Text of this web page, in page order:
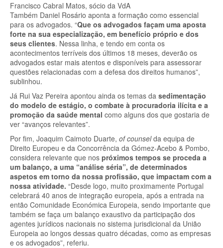
Francisco Cabral Matos, sócio da VdA
Também Daniel Rosário aponta a formação como essencial
para os advogados. “Que os advogados façam uma aposta
forte na sua especialização, em benefício próprio e dos
seus clientes. Nessa linha, e tendo em conta os
acontecimentos terríveis dos últimos 18 meses, deverão os
advogados estar mais atentos e disponíveis para assessorar
questões relacionadas com a defesa dos direitos humanos”,
sublinhou.
Já Rui Vaz Pereira apontou ainda os temas da sedimentação
do modelo de estágio, o combate à procuradoria ilícita e a
promoção da saúde mental como alguns dos que gostaria de
ver “avanços relevantes”.
Por fim, Joaquim Caimoto Duarte, of counselda equipa de
Direito Europeu e da Concorrência da Gómez-Acebo & Pombo,
considera relevante que nos próximos tempos se proceda a
um balanço, a uma “análise séria”, de determinados
aspetos em torno da nossa profissão, que impactam com a
nossa atividade. “Desde logo, muito proximamente Portugal
celebrará 40 anos de integração europeia, após a entrada na
então Comunidade Económica Europeia, sendo importante que
também se faça um balanço exaustivo da participação dos
agentes jurídicos nacionais no sistema jurisdicional da União
Europeia ao longos dessas quatro décadas, como as empresas
e os advogados”, referiu.